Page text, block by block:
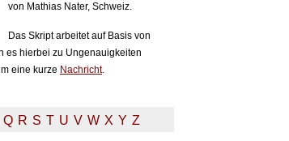
von Mathias Nater, Schweiz.
Das Skript arbeitet auf Basis von
es hierbei zu Ungenauigkeiten
eine kurze Nachricht.
Q R S T U V W X Y Z